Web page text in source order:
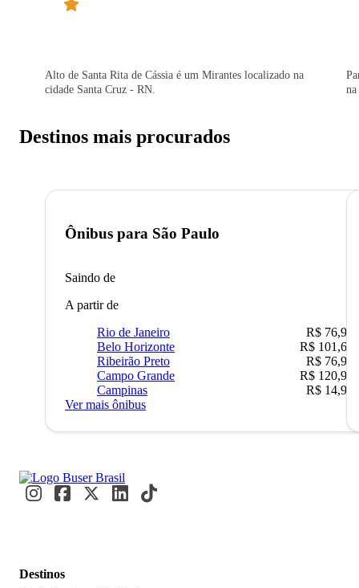
Alto de Santa Rita de Cássia é um Mirantes localizado na
cidade Santa Cruz - RN.
Destinos mais procurados
Ônibus para São Paulo
Saindo de
A partir de
Rio de Janeiro
R$ 76,90
Belo Horizonte
R$ 101,67
Ribeirão Preto
R$ 76,90
Campo Grande
R$ 120,90
Campinas
R$ 14,90
Ver mais ônibus
Destinos